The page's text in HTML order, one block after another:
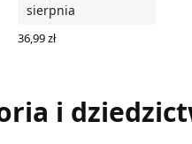
sierpnia
36,99zł
i